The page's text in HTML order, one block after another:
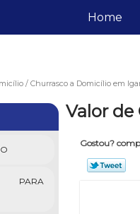
Home
Churrasco a Domicílio em
Valor de
Gostou?